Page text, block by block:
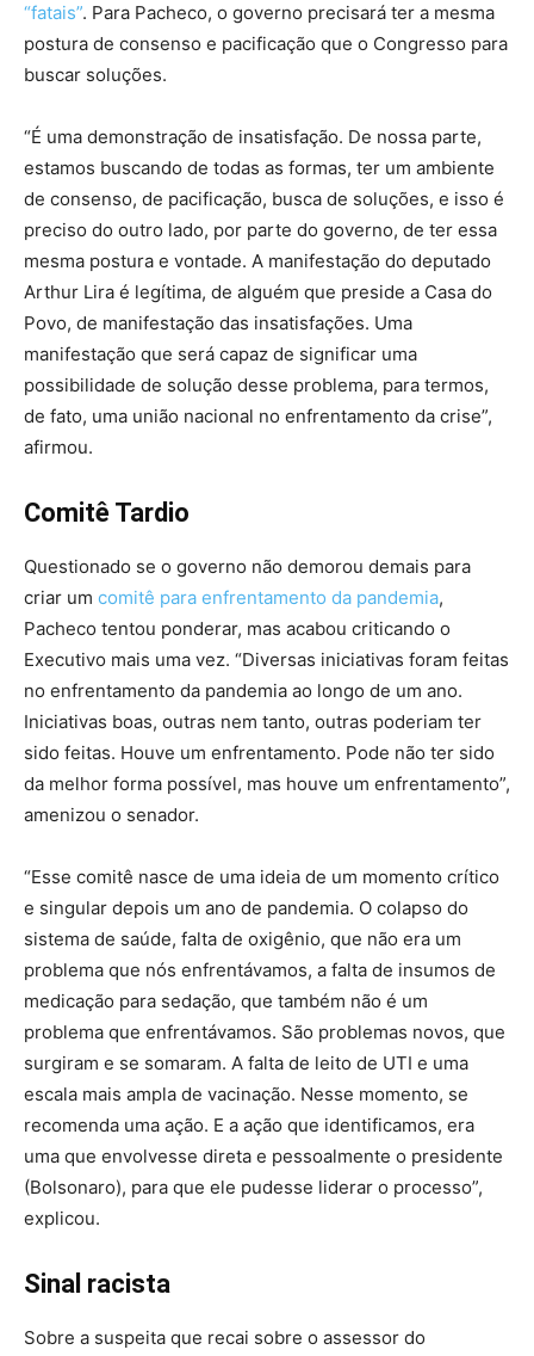
“fatais”. Para Pacheco, o governo precisará ter a mesma
postura de consenso e pacificação que o Congresso para
buscar soluções.
“É uma demonstração de insatisfação. De nossa parte,
estamos buscando de todas as formas, ter um ambiente
de consenso, de pacificação, busca de soluções, e isso é
preciso do outro lado, por parte do governo, de ter essa
mesma postura e vontade. A manifestação do deputado
Arthur Lira é legítima, de alguém que preside a Casa do
Povo, de manifestação das insatisfações. Uma
manifestação que será capaz de significar uma
possibilidade de solução desse problema, para termos,
de fato, uma união nacional no enfrentamento da crise”,
afirmou.
Comitê Tardio
Questionado se o governo não demorou demais para
criar um comitê para enfrentamento da pandemia,
Pacheco tentou ponderar, mas acabou criticando o
Executivo mais uma vez. “Diversas iniciativas foram feitas
no enfrentamento da pandemia ao longo de um ano.
Iniciativas boas, outras nem tanto, outras poderiam ter
sido feitas. Houve um enfrentamento. Pode não ter sido
da melhor forma possível, mas houve um enfrentamento”,
amenizou o senador.
“Esse comitê nasce de uma ideia de um momento crítico
e singular depois um ano de pandemia. O colapso do
sistema de saúde, falta de oxigênio, que não era um
problema que nós enfrentávamos, a falta de insumos de
medicação para sedação, que também não é um
problema que enfrentávamos. São problemas novos, que
surgiram e se somaram. A falta de leito de UTI e uma
escala mais ampla de vacinação. Nesse momento, se
recomenda uma ação. E a ação que identificamos, era
uma que envolvesse direta e pessoalmente o presidente
(Bolsonaro), para que ele pudesse liderar o processo”,
explicou.
Sinal racista
Sobre a suspeita que recai sobre o assessor do